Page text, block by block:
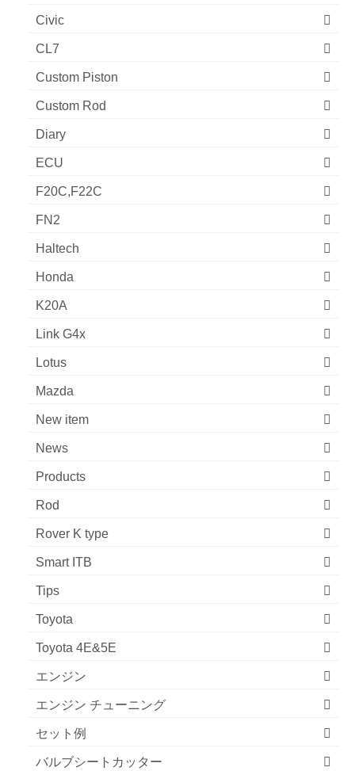
Civic
CL7
Custom Piston
Custom Rod
Diary
ECU
F20C,F22C
FN2
Haltech
Honda
K20A
Link G4x
Lotus
Mazda
New item
News
Products
Rod
Rover K type
Smart ITB
Tips
Toyota
Toyota 4E&5E
エンジン
エンジン チューニング
セット例
バルブシートカッター